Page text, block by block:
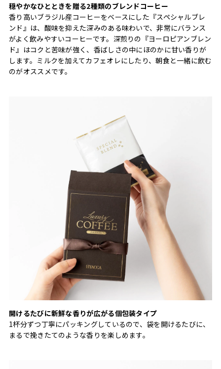
穏やかなひとときを贈る2種類のブレンドコーヒー
香り高いブラジル産コーヒーをベースにした『スペシャルブレ
ンド』は、酸味を抑えた深みのある味わいで、非常にバランス
がよく飲みやすいコーヒーです。深煎りの『ヨーロピアンブレン
ド』はコクと苦味が強く、香ばしさの中にほのかに甘い香りが
します。ミルクを加えてカフェオレにしたり、朝食と一緒に飲む
のがオススメです。
開けるたびに新鮮な香りが広がる個包装タイプ
1杯分ずつ丁寧にパッキングしているので、袋を開けるたびに、
まるで挽きたてのような香りを楽しめます。